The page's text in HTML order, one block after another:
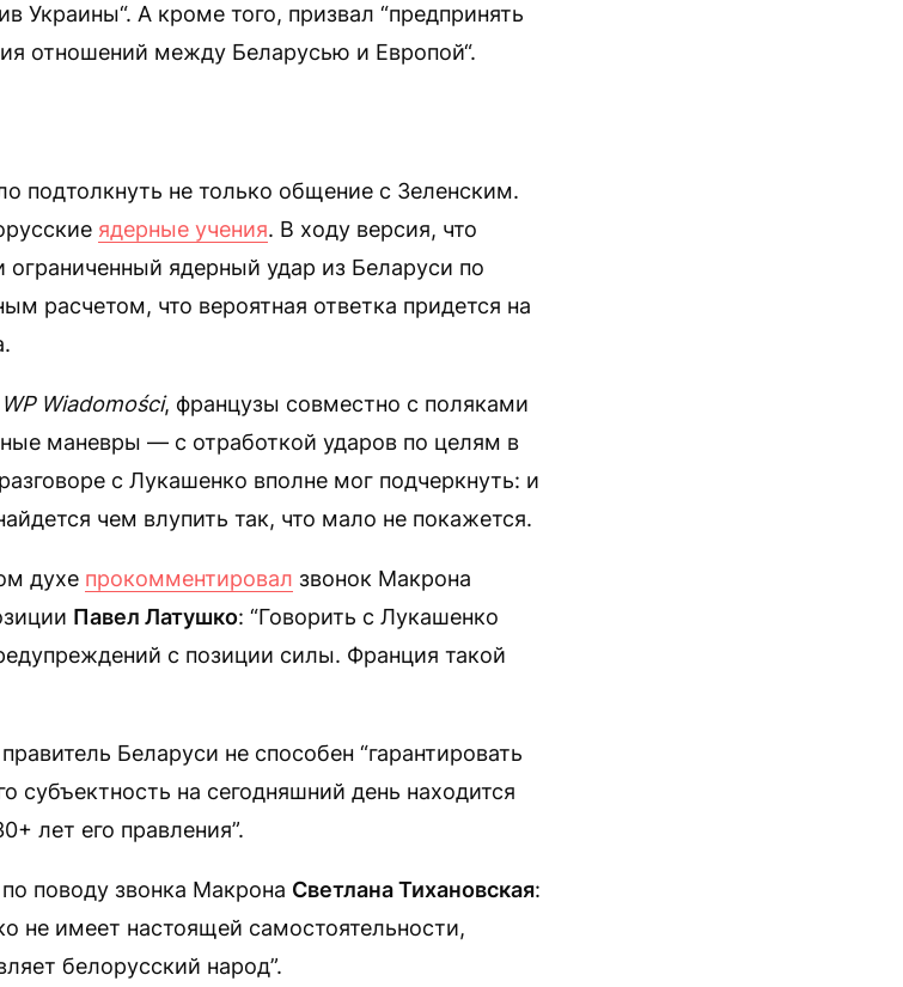
Украины“. А кроме того, призвал “предпринять
отношений между Беларусью и Европой“.
подтолкнуть не только общение с Зеленским.
ядерные учения. В ходу версия, что
ограниченный ядерный удар из Беларуси по
расчетом, что вероятная ответка придется на
WP Wiadomości, французы совместно с поляками
маневры — с отработкой ударов по целям в
с Лукашенко вполне мог подчеркнуть: и
чем влупить так, что мало не покажется.
духе прокомментировал звонок Макрона
Павел Латушко: “Говорить с Лукашенко
с позиции силы. Франция такой
Беларуси не способен “гарантировать
субъектность на сегодняшний день находится
лет его правления”.
по поводу звонка Макрона Светлана Тихановская:
не имеет настоящей самостоятельности,
белорусский народ”.